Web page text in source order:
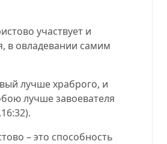
участвует и
в овладевании самим
лучше храброго, и
лучше завоевателя
– это способность